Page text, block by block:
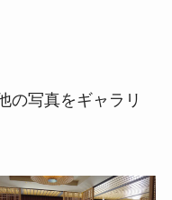
の写真をギャラリ